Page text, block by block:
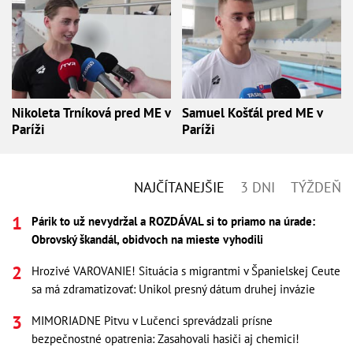
Nikoleta Trníková pred ME v
Paríži
Samuel Košťál pred ME v
Paríži
NAJČÍTANEJŠIE 3 DNI TÝŽDEŇ
Párik to už nevydržal a ROZDÁVAL si to priamo na úrade:
Obrovský škandál, obidvoch na mieste vyhodili
Hrozivé VAROVANIE! Situácia s migrantmi v Španielskej Ceute
sa má zdramatizovať: Unikol presný dátum druhej invázie
MIMORIADNE Pitvu v Lučenci sprevádzali prísne
bezpečnostné opatrenia: Zasahovali hasiči aj chemici!